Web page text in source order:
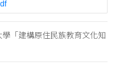
學「建構原住民族教育文化知